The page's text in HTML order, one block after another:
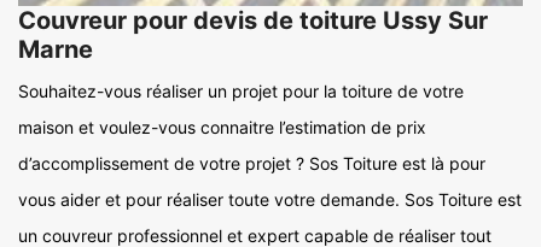
Couvreur pour devis de toiture Ussy Sur
Marne
Souhaitez-vous réaliser un projet pour la toiture de votre
maison et voulez-vous connaitre l’estimation de prix
d’accomplissement de votre projet ? Sos Toiture est là pour
vous aider et pour réaliser toute votre demande. Sos Toiture est
un couvreur professionnel et expert capable de réaliser tout